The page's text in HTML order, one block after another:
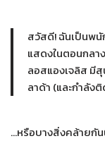
สวัสดี! ฉันเป็นพนั
แสดงในตอนกลา
ลอสแองเจลิส มี
ลาด้า (และกำลัง
…หรือบางสิ่งคล้ายกั